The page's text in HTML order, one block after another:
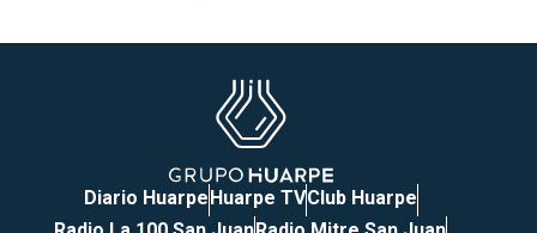
Diario HuarpeHuarpe TVClub Huarpe